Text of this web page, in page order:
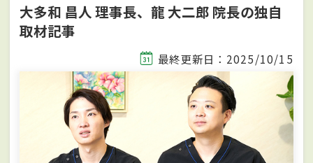
大多和 昌人 理事長、龍 大二郎 院長の独自
取材記事
最終更新日：2025/10/15